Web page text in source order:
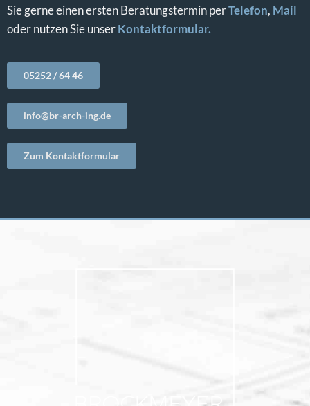
Sie gerne einen ersten Beratungstermin perTelefon, Mail
oder nutzen Sie unserKontaktformular.
05252 / 64 46
info@br-arch-ing.de
Zum Kontaktformular